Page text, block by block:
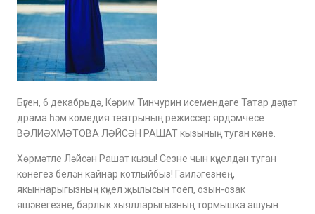
Бүген, 6 декабрьдә, Кәрим Тинчурин исемендәге Татар дәүләт
драма һәм комедия театрының режиссер ярдәмчесе
ВӘЛИӘХМӘТОВА ЛӘЙСӘН РАШАТ кызының туган көне.
Хөрмәтле Ләйсән Рашат кызы! Сезне чын күңелдән туган
көнегез белән кайнар котлыйбыз! Гаиләгезнең,
якыннарыгызның күңел җылысын тоеп, озын-озак
яшәвегезне, барлык хыялларыгызның тормышка ашуын